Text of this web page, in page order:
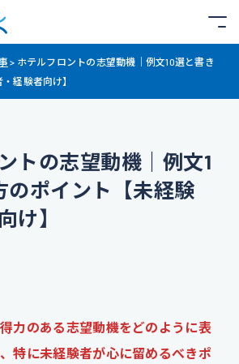
> ホテルフロントの志望動機｜例文10選と書き
経験者向け】
トの志望動機｜例文1
のポイント【未経験
け】
力のある志望動機をどのように表
特に未経験者が心に留めるべきポ